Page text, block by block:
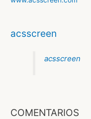
acsscreen
acsscreen
COMENTARIOS